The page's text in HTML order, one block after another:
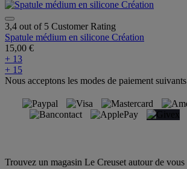
3,4 out of 5 Customer Rating
Spatule médium en silicone Création
15,00 €
+ 13
+ 15
Nous acceptons les modes de paiement suivants
Trouvez un magasin Le Creuset autour de vous